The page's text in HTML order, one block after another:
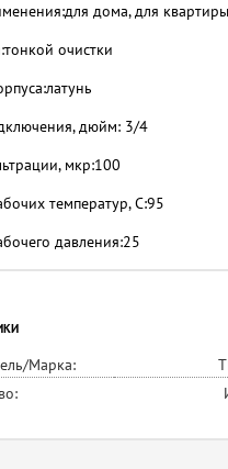
дома, для квартиры
очистки
дюйм: 3/4
мкр:100
температур, С:95
давления:25
Марка: